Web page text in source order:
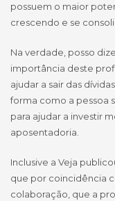
possuem o maior
crescendo e se
Na verdade, posso
importância deste
ajudar a sair das
forma como a pessoa
para ajudar a investir
aposentadoria.
Inclusive a Veja
que por coincidência
colaboração, que a